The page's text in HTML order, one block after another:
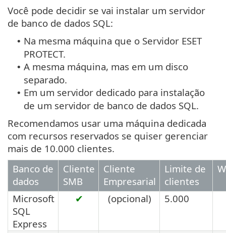
Você pode decidir se vai instalar um servidor
de banco de dados SQL:
• Na mesma máquina que o Servidor ESET
PROTECT.
• A mesma máquina, mas em um disco
separado.
• Em um servidor dedicado para instalação
de um servidor de banco de dados SQL.
Recomendamos usar uma máquina dedicada
com recursos reservados se quiser gerenciar
mais de 10.000 clientes.
Banco de
dados
Cliente
SMB
Cliente
Empresarial
Limite de
clientes
Microsoft
SQL
Express
✔ (opcional) 5.000